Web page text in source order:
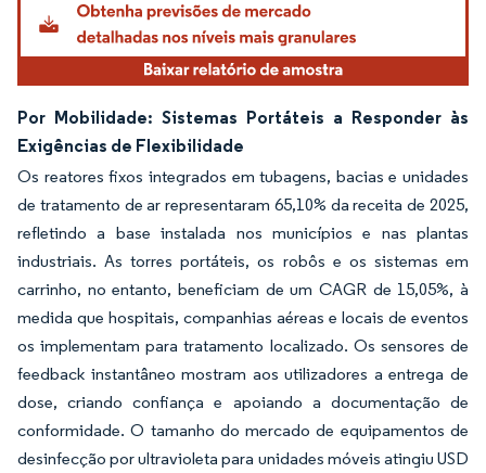
Por Mobilidade: Sistemas Portáteis a Responder às
Exigências de Flexibilidade
Os reatores fixos integrados em tubagens, bacias e unidades
de tratamento de ar representaram 65,10% da receita de 2025,
refletindo a base instalada nos municípios e nas plantas
industriais. As torres portáteis, os robôs e os sistemas em
carrinho, no entanto, beneficiam de um CAGR de 15,05%, à
medida que hospitais, companhias aéreas e locais de eventos
os implementam para tratamento localizado. Os sensores de
feedback instantâneo mostram aos utilizadores a entrega de
dose, criando confiança e apoiando a documentação de
conformidade. O tamanho do mercado de equipamentos de
desinfecção por ultravioleta para unidades móveis atingiu USD